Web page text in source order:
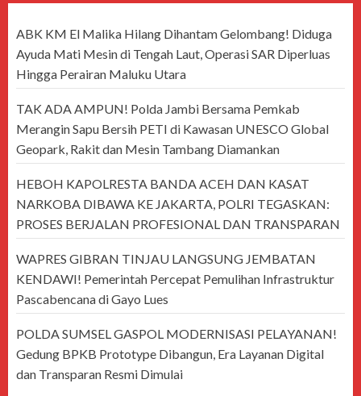
ABK KM El Malika Hilang Dihantam Gelombang! Diduga
Ayuda Mati Mesin di Tengah Laut, Operasi SAR Diperluas
Hingga Perairan Maluku Utara
TAK ADA AMPUN! Polda Jambi Bersama Pemkab
Merangin Sapu Bersih PETI di Kawasan UNESCO Global
Geopark, Rakit dan Mesin Tambang Diamankan
HEBOH KAPOLRESTA BANDA ACEH DAN KASAT
NARKOBA DIBAWA KE JAKARTA, POLRI TEGASKAN:
PROSES BERJALAN PROFESIONAL DAN TRANSPARAN
WAPRES GIBRAN TINJAU LANGSUNG JEMBATAN
KENDAWI! Pemerintah Percepat Pemulihan Infrastruktur
Pascabencana di Gayo Lues
POLDA SUMSEL GASPOL MODERNISASI PELAYANAN!
Gedung BPKB Prototype Dibangun, Era Layanan Digital
dan Transparan Resmi Dimulai